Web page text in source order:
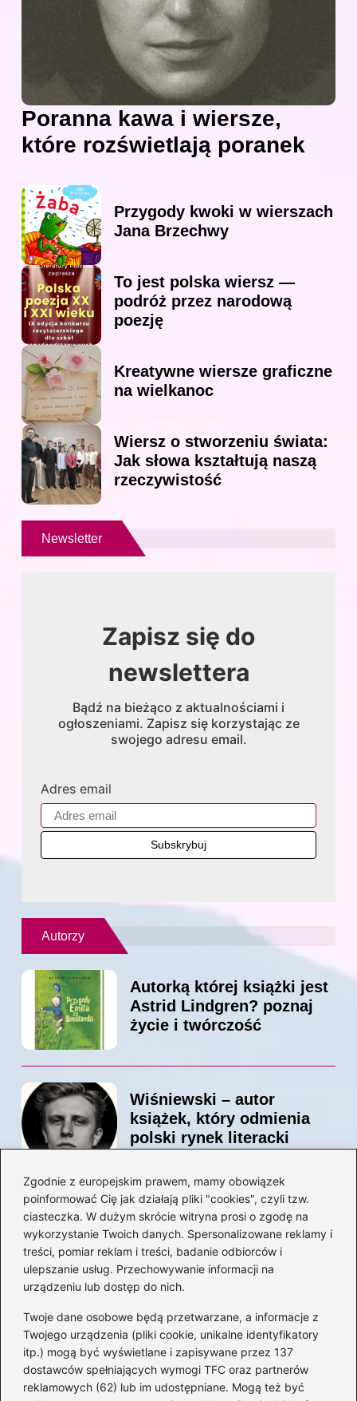
Zgodnie z europejskim prawem, mamy obowiązek
poinformować Cię jak działają pliki "cookies", czyli tzw.
ciasteczka. W dużym skrócie witryna prosi o zgodę na
wykorzystanie Twoich danych. Spersonalizowane reklamy i
treści, pomiar reklam i treści, badanie odbiorców i
ulepszanie usług. Przechowywanie informacji na
urządzeniu lub dostęp do nich.
Twoje dane osobowe będą przetwarzane, a informacje z
Twojego urządzenia (pliki cookie, unikalne identyfikatory
itp.) mogą być wyświetlane i zapisywane przez 137
dostawców spełniających wymogi TFC oraz partnerów
reklamowych (62) lub im udostępniane. Mogą też być
Poranna kawa i wiersze,
które rozświetlają poranek
Przygody kwoki w wierszach
Jana Brzechwy
To jest polska wiersz —
podróż przez narodową
poezję
Kreatywne wiersze graficzne
na wielkanoc
Wiersz o stworzeniu świata:
Jak słowa kształtują naszą
rzeczywistość
Newsletter
Zapisz się do
newslettera
Bądź na bieżąco z aktualnościami i
ogłoszeniami. Zapisz się korzystając ze
swojego adresu email.
Adres email
Autorzy
Autorką której książki jest
Astrid Lindgren? poznaj
życie i twórczość
Wiśniewski – autor
książek, który odmienia
polski rynek literacki
Magiczne kulisy życia
autora książki o Kubusiu
Puchatku
Odkryj inne książki autora
„Jaś i Małgosia”, które
musisz przeczytać